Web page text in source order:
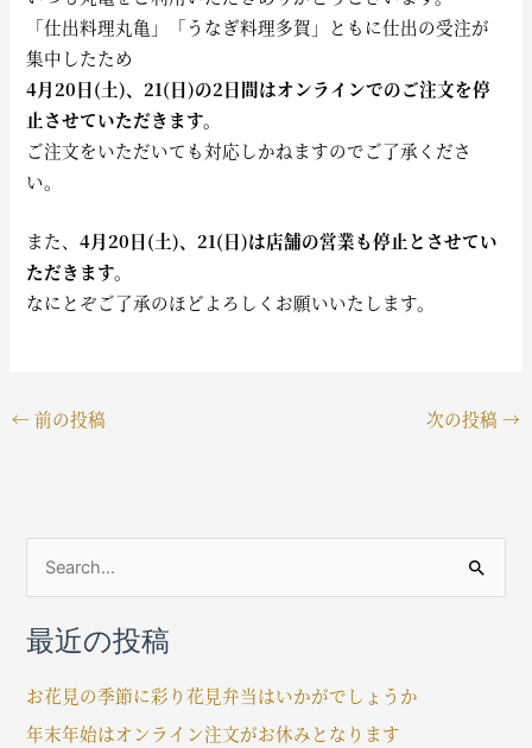
「仕出料理丸亀」「うなぎ料理多賀」ともに仕出の受注が
集中したため
4月20日(土)、21(日)の2日間はオンラインでのご注文を停
止させていただきます。
ご注文をいただいても対応しかねますのでご了承くださ
い。
また、4月20日(土)、21(日)は店舗の営業も停止とさせてい
ただきます。
なにとぞご了承のほどよろしくお願いいたします。
← 前の投稿 次の投稿→
索
対
:
最近の投稿
お花見の季節に彩り花見弁当はいかがでしょうか
年末年始はオンライン注文がお休みとなります